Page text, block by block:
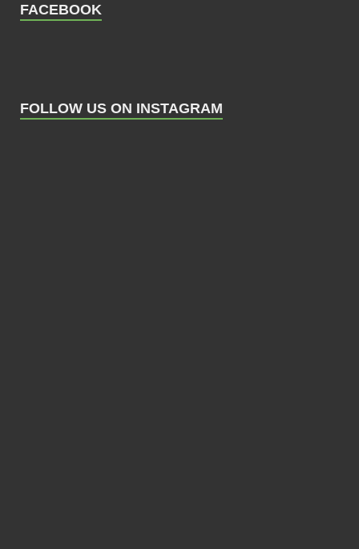
FACEBOOK
FOLLOW US ON INSTAGRAM